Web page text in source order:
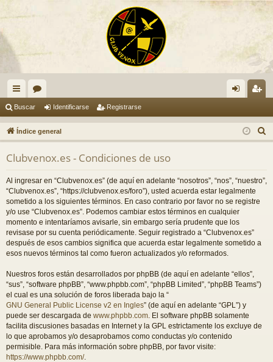
nl
ac
es
rá
pi
do
s
or
os nti
fic
se
ist
ra
e
Buscar Identificarse Registrarse
Índice general
u
Clubvenox.es - Condiciones de uso
Al ingresar en “Clubvenox.es” (de aquí en adelante “nosotros”, “nos”, “nuestro”,
“Clubvenox.es”, “https://clubvenox.es/foro”), usted acuerda estar legalmente
sometido a los siguientes términos. En caso contrario por favor no se registre
y/o use “Clubvenox.es”. Podemos cambiar estos términos en cualquier
momento e intentaríamos avisarle, sin embargo sería prudente que los
revisase por su cuenta periódicamente. Seguir registrado a “Clubvenox.es”
después de esos cambios significa que acuerda estar legalmente sometido a
esos nuevos términos tal como fueron actualizados y/o reformados.
Nuestros foros están desarrollados por phpBB (de aquí en adelante “ellos”,
“sus”, “software phpBB”, “www.phpbb.com”, “phpBB Limited”, “phpBB Teams”)
el cual es una solución de foros liberada bajo la “
GNU General Public License v2 en Ingles” (de aquí en adelante “GPL”) y
puede ser descargada de www.phpbb.com . El software phpBB solamente
facilita discusiones basadas en Internet y la GPL estrictamente los excluye de
lo que aprobamos y/o desaprobamos como conductas y/o contenido
permisible. Para más información sobre phpBB, por favor visite:
https://www.phpbb.com/.